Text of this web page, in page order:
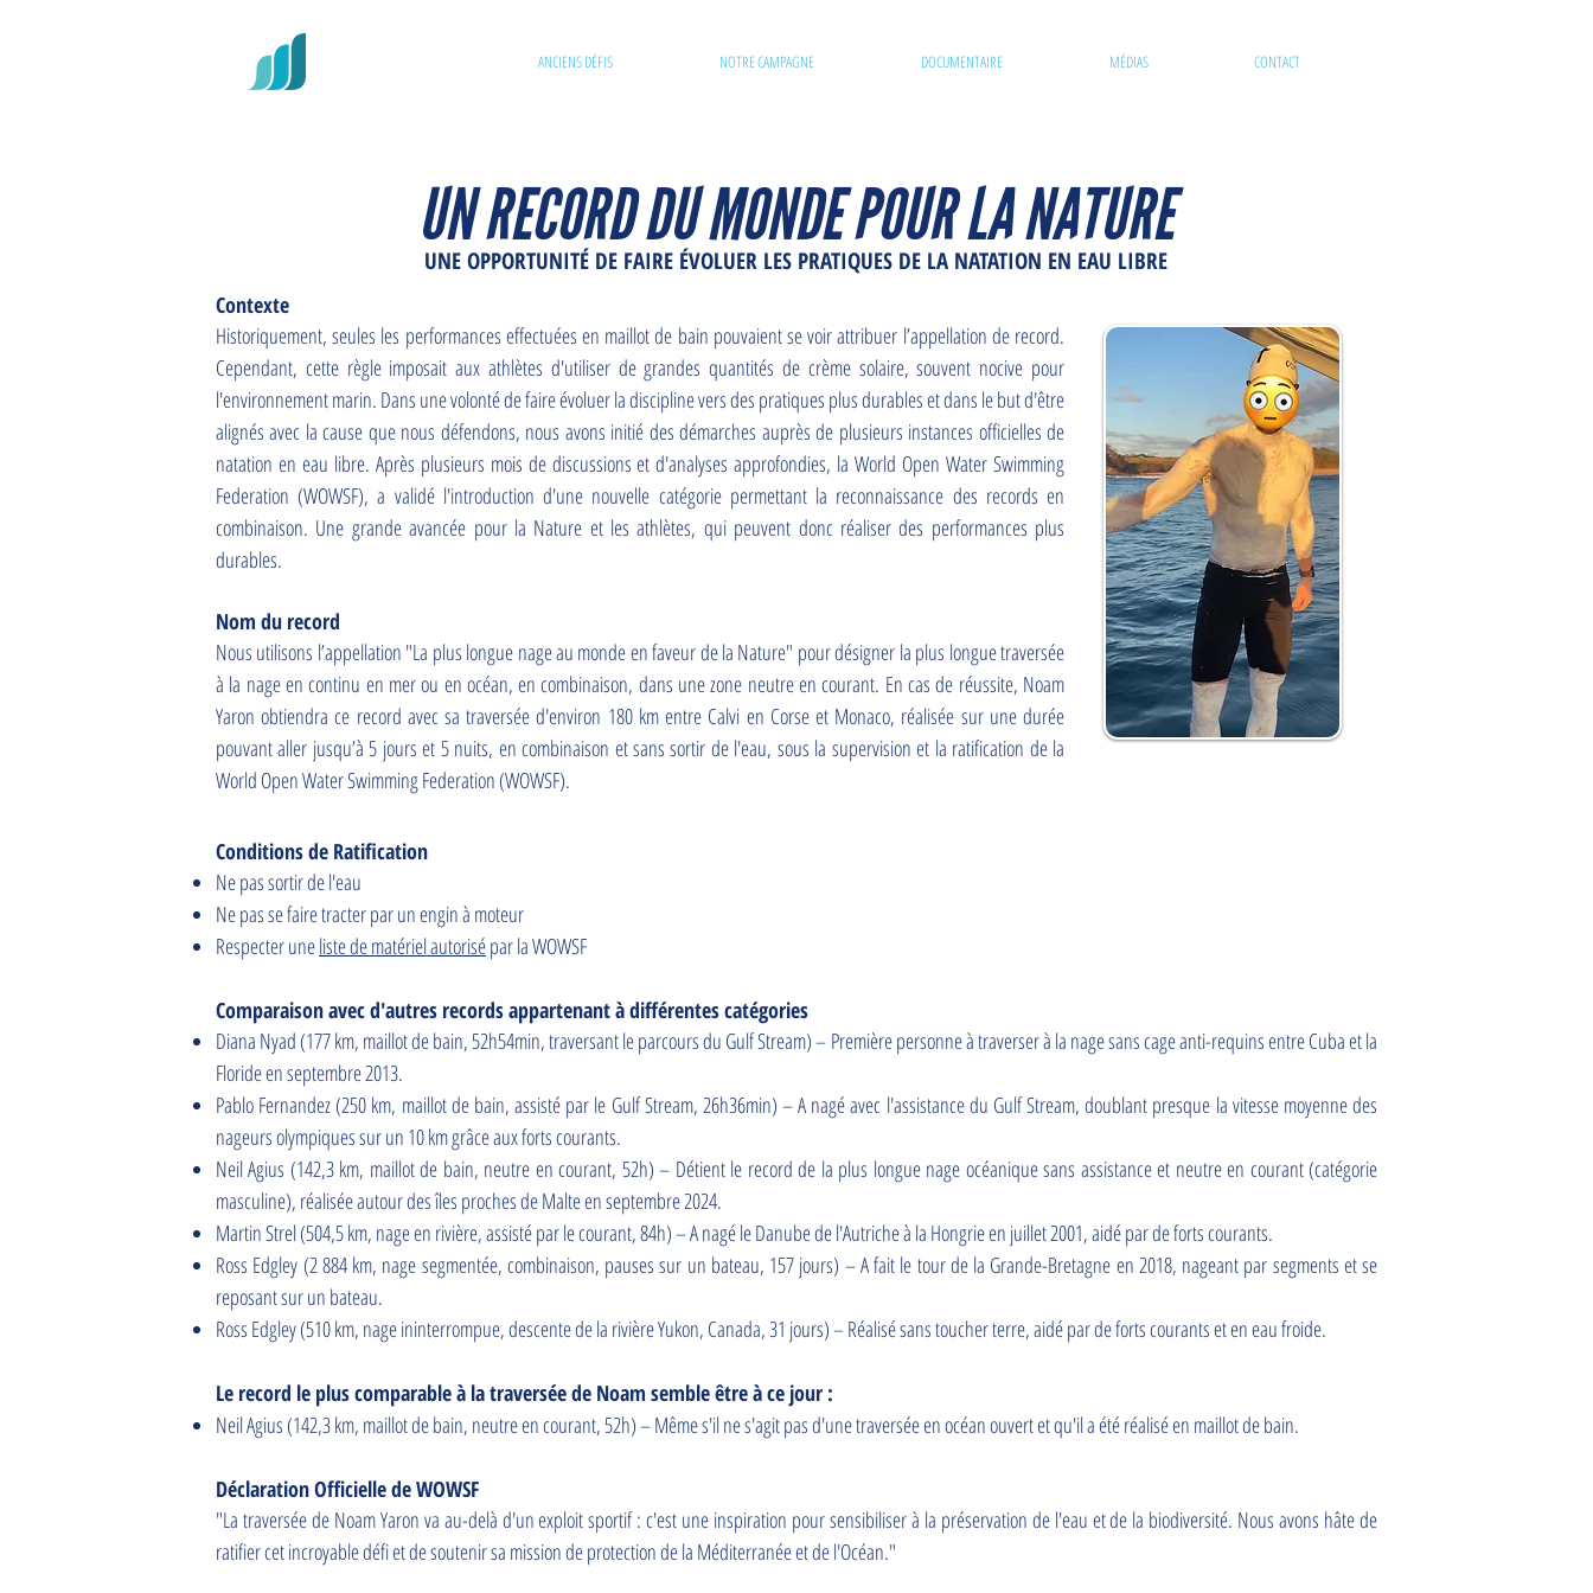
ANCIENS DÉFIS NOTRE CAMPAGNE DOCUMENTAIRE MÉDIAS CONTACT
UN RECORD DU MONDE POUR LA NATURE
UNE OPPORTUNITÉ DE FAIRE ÉVOLUER LES PRATIQUES DE LA NATATION EN EAU LIBRE
Contexte
Historiquement, seules les performances effectuées en maillot de bain pouvaient se voir attribuer l’appellation de record.
Cependant, cette règle imposait aux athlètes d'utiliser de grandes quantités de crème solaire, souvent nocive pour
l'environnement marin. Dans une volonté de faire évoluer la discipline vers des pratiques plus durables et dans le but d'être
alignés avec la cause que nous défendons, nous avons initié des démarches auprès de plusieurs instances officielles de
natation en eau libre. Après plusieurs mois de discussions et d'analyses approfondies, la World Open Water Swimming
Federation (WOWSF), a validé l'introduction d'une nouvelle catégorie permettant la reconnaissance des records en
combinaison. Une grande avancée pour la Nature et les athlètes, qui peuvent donc réaliser des performances plus
durables.
Nom du record
Nous utilisons l’appellation "La plus longue nage au monde en faveur de la Nature" pour désigner la plus longue traversée
à la nage en continu en mer ou en océan, en combinaison, dans une zone neutre en courant. En cas de réussite, Noam
Yaron obtiendra ce record avec sa traversée d'environ 180 km entre Calvi en Corse et Monaco, réalisée sur une durée
pouvant aller jusqu’à 5 jours et 5 nuits, en combinaison et sans sortir de l'eau, sous la supervision et la ratification de la
World Open Water Swimming Federation (WOWSF).
Conditions de Ratification
Ne pas sortir de l'eau
Ne pas se faire tracter par un engin à moteur
Respecter uneliste de matériel autorisépar la WOWSF
Comparaison avec d'autres records appartenant à différentes catégories
Diana Nyad (177 km, maillot de bain, 52h54min, traversant le parcours du Gulf Stream) – Première personne à traverser à la nage sans cage anti-requins entre Cuba et la
Floride en septembre 2013.
Pablo Fernandez (250 km, maillot de bain, assisté par le Gulf Stream, 26h36min) – A nagé avec l'assistance du Gulf Stream, doublant presque la vitesse moyenne des
nageurs olympiques sur un 10 km grâce aux forts courants.
Neil Agius (142,3 km, maillot de bain, neutre en courant, 52h) – Détient le record de la plus longue nage océanique sans assistance et neutre en courant (catégorie
masculine), réalisée autour des îles proches de Malte en septembre 2024.
Martin Strel (504,5 km, nage en rivière, assisté par le courant, 84h) – A nagé le Danube de l'Autriche à la Hongrie en juillet 2001, aidé par de forts courants.
Ross Edgley (2 884 km, nage segmentée, combinaison, pauses sur un bateau, 157 jours) – A fait le tour de la Grande-Bretagne en 2018, nageant par segments et se
reposant sur un bateau.
Ross Edgley (510 km, nage ininterrompue, descente de la rivière Yukon, Canada, 31 jours) – Réalisé sans toucher terre, aidé par de forts courants et en eau froide.
Le record le plus comparable à la traversée de Noam semble être à ce jour :
Neil Agius (142,3 km, maillot de bain, neutre en courant, 52h) – Même s'il ne s'agit pas d'une traversée en océan ouvert et qu'il a été réalisé en maillot de bain.
Déclaration Officielle de WOWSF
"La traversée de Noam Yaron va au-delà d'un exploit sportif : c'est une inspiration pour sensibiliser à la préservation de l'eau et de la biodiversité. Nous avons hâte de
ratifier cet incroyable défi et de soutenir sa mission de protection de la Méditerranée et de l'Océan."